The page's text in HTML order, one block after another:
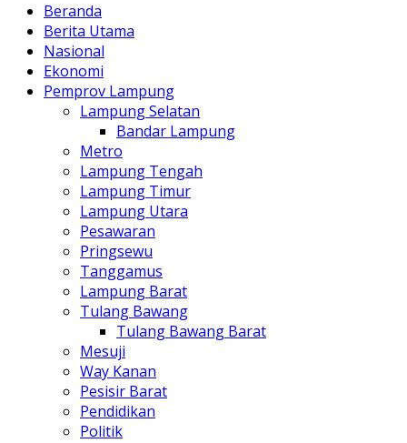
Beranda
Berita Utama
Nasional
Ekonomi
Pemprov Lampung
Lampung Selatan
Bandar Lampung
Metro
Lampung Tengah
Lampung Timur
Lampung Utara
Pesawaran
Pringsewu
Tanggamus
Lampung Barat
Tulang Bawang
Tulang Bawang Barat
Mesuji
Way Kanan
Pesisir Barat
Pendidikan
Politik